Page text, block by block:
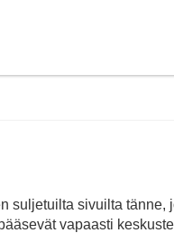
suljetuilta sivuilta tänne,
vapaasti